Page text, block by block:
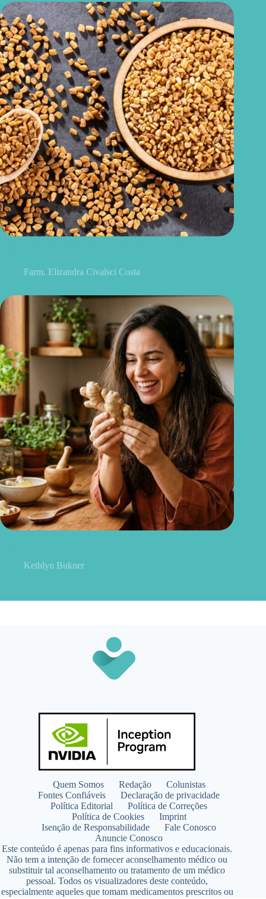
Farm. Elizandra Civalsci Costa
Kethlyn Bukner
Quem Somos Redação
Colunistas
Fontes Confiáveis
Declaração de privacidade
Política Editorial
Política de Correções
Política de Cookies
Imprint
Isenção de Responsabilidade
Fale Conosco
Anuncie Conosco
Este conteúdo é apenas para fins informativos e educacionais.
Não tem a intenção de fornecer aconselhamento médico ou
substituir tal aconselhamento ou tratamento de um médico
pessoal. Todos os visualizadores deste conteúdo,
especialmente aqueles que tomam medicamentos prescritos ou